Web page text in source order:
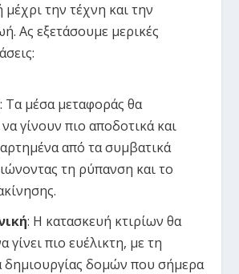
μέχρι την τέχνη και την
Ας εξετάσουμε μερικές
: Τα μέσα μεταφοράς θα
γίνουν πιο αποδοτικά και
από τα συμβατικά
τη ρύπανση και το
: Η κατασκευή κτιρίων θα
γίνει πιο ευέλικτη, με τη
δημιουργίας δομών που σήμερα